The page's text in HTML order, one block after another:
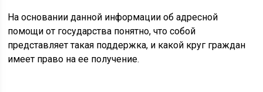
На основании данной информации об адресной
помощи от государства понятно, что собой
представляет такая поддержка, и какой круг граждан
имеет право на ее получение.